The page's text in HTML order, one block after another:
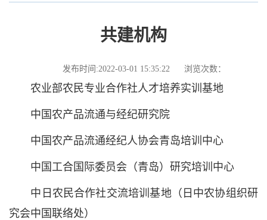
共建机构
发布时间:2022-03-01 15:35:22 浏览次数：
农业部农民专业合作社人才培养实训基地
中国农产品流通与经纪研究院
中国农产品流通经纪人协会青岛培训中心
中国工合国际委员会（青岛）研究培训中心
中日农民合作社交流培训基地（日中农协组织研
究会中国联络处）